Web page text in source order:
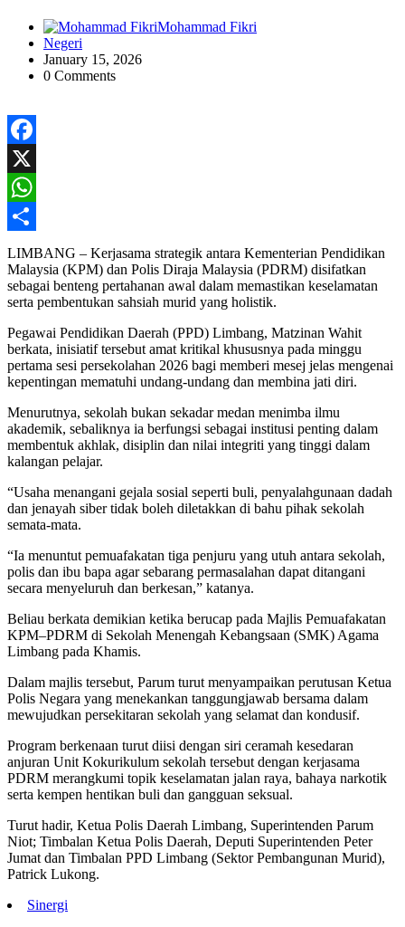
Mohammad Fikri
Negeri
January 15, 2026
0 Comments
Facebook
X
WhatsApp
Share
LIMBANG – Kerjasama strategik antara Kementerian Pendidikan
Malaysia (KPM) dan Polis Diraja Malaysia (PDRM) disifatkan
sebagai benteng pertahanan awal dalam memastikan keselamatan
serta pembentukan sahsiah murid yang holistik.
Pegawai Pendidikan Daerah (PPD) Limbang, Matzinan Wahit
berkata, inisiatif tersebut amat kritikal khususnya pada minggu
pertama sesi persekolahan 2026 bagi memberi mesej jelas mengenai
kepentingan mematuhi undang-undang dan membina jati diri.
Menurutnya, sekolah bukan sekadar medan menimba ilmu
akademik, sebaliknya ia berfungsi sebagai institusi penting dalam
membentuk akhlak, disiplin dan nilai integriti yang tinggi dalam
kalangan pelajar.
“Usaha menangani gejala sosial seperti buli, penyalahgunaan dadah
dan jenayah siber tidak boleh diletakkan di bahu pihak sekolah
semata-mata.
“Ia menuntut pemuafakatan tiga penjuru yang utuh antara sekolah,
polis dan ibu bapa agar sebarang permasalahan dapat ditangani
secara menyeluruh dan berkesan,” katanya.
Beliau berkata demikian ketika berucap pada Majlis Pemuafakatan
KPM–PDRM di Sekolah Menengah Kebangsaan (SMK) Agama
Limbang pada Khamis.
Dalam majlis tersebut, Parum turut menyampaikan perutusan Ketua
Polis Negara yang menekankan tanggungjawab bersama dalam
mewujudkan persekitaran sekolah yang selamat dan kondusif.
Program berkenaan turut diisi dengan siri ceramah kesedaran
anjuran Unit Kokurikulum sekolah tersebut dengan kerjasama
PDRM merangkumi topik keselamatan jalan raya, bahaya narkotik
serta kempen hentikan buli dan gangguan seksual.
Turut hadir, Ketua Polis Daerah Limbang, Superintenden Parum
Niot; Timbalan Ketua Polis Daerah, Deputi Superintenden Peter
Jumat dan Timbalan PPD Limbang (Sektor Pembangunan Murid),
Patrick Lukong.
Sinergi